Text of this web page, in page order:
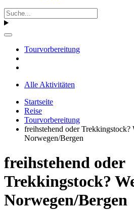
Tourvorbereitung
Alle Aktivitäten
Startseite
Reise
Tourvorbereitung
freihstehend oder Trekkingstock?
Norwegen/Bergen
freihstehend oder
Trekkingstock?
Norwegen/Bergen